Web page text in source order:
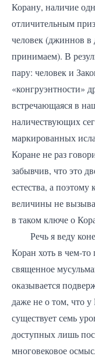
Корану, наличие
отличительным
человек (джиннов в
принимаем). В
пару: человек и
«конгруэнтности»
встречающаяся в
наличествующих
маркированных
Коране не раз
забывчив, что это
естества, а
величины не
в таком ключе о
Речь я веду
Коран хоть в чем-то
священное
оказывается
даже не о том, что
существует семь
доступных лишь
многовековое